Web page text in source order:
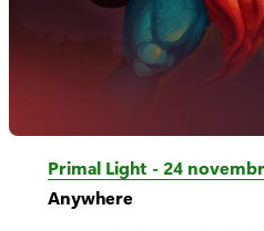
Primal Light - 24
Anywhere